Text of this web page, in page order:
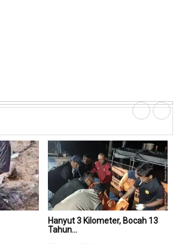
Hanyut 3 Kilometer, Bocah 13
Tahun...